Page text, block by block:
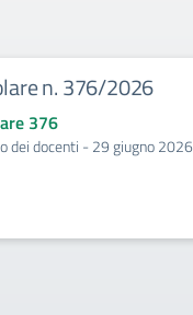
n. 376/2026
376
dei docenti - 29 giugno 2026